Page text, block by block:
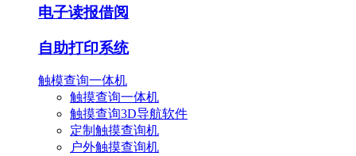
电子读报借阅
自助打印系统
触模查询一体机
触摸查询一体机
触摸查询3D导航软件
定制触摸查询机
户外触摸查询机